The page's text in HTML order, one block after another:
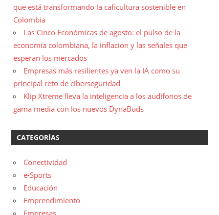
que está transformando la caficultura sostenible en
Colombia
Las Cinco Económicas de agosto: el pulso de la
economía colombiana, la inflación y las señales que
esperan los mercados
Empresas más resilientes ya ven la IA como su
principal reto de ciberseguridad
Klip Xtreme lleva la inteligencia a los audífonos de
gama media con los nuevos DynaBuds
CATEGORÍAS
Conectividad
e-Sports
Educación
Emprendimiento